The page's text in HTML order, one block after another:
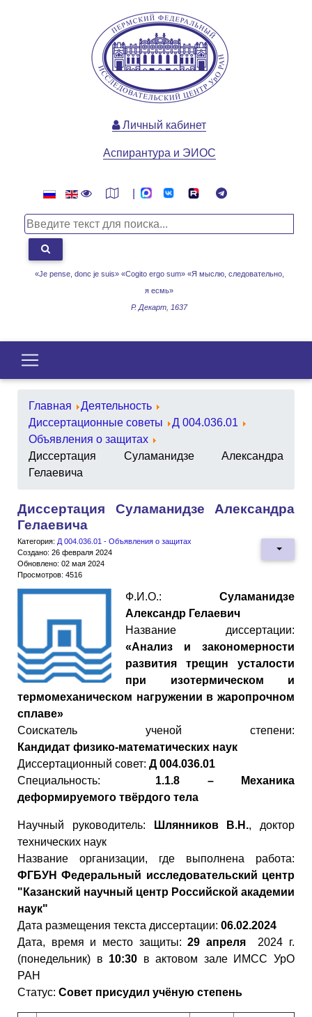
«Je pense, donc je suis» «Cogito ergo sum» «Я мыслю, следовательно,
я есмь»
Р. Декарт, 1637
Личный кабинет
Аспирантура и ЭИОС
Главная
Деятельность
Диссертационные советы
Д 004.036.01
Объявления о защитах
Диссертация Суламанидзе Александра
Гелаевича
Диссертация Суламанидзе Александра
Гелаевича
Категория: Д 004.036.01 - Объявления о защитах
Создано: 26 февраля 2024
Обновлено: 02 мая 2024
Просмотров: 4516
Ф.И.О.: Суламанидзе
Александр Гелаевич
Название диссертации:
«Анализ и закономерности
развития трещин усталости
при изотермическом и
термомеханическом нагружении в жаропрочном
сплаве»
Cоискатель ученой степени:
Кандидат физико-математических наук
Диссертационный совет: Д 004.036.01
Специальность: 1.1.8 – Механика
деформируемого твёрдого тела
Научный руководитель: Шлянников В.Н., доктор
технических наук
Название организации, где выполнена работа:
ФГБУН Федеральный исследовательский центр
"Казанский научный центр Российской академии
наук"
Дата размещения текста диссертации: 06.02.2024
Дата, время и место защиты:29 апреля 2024 г.
(понедельник) в 10:30 в актовом зале ИМСС УрО
РАН
Статус: Совет присудил учёную степень